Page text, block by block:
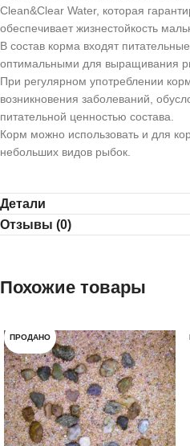
Clean&Clear Water, которая
обеспечивает жизнестойкость
В состав корма входят
оптимальными для выращивания
При регулярном употреблении
возникновения заболеваний,
питательной ценностью состава.
Корм можно использовать и для
небольших видов рыбок.
Детали
Отзывы (0)
Похожие товары
ПРОДАНО